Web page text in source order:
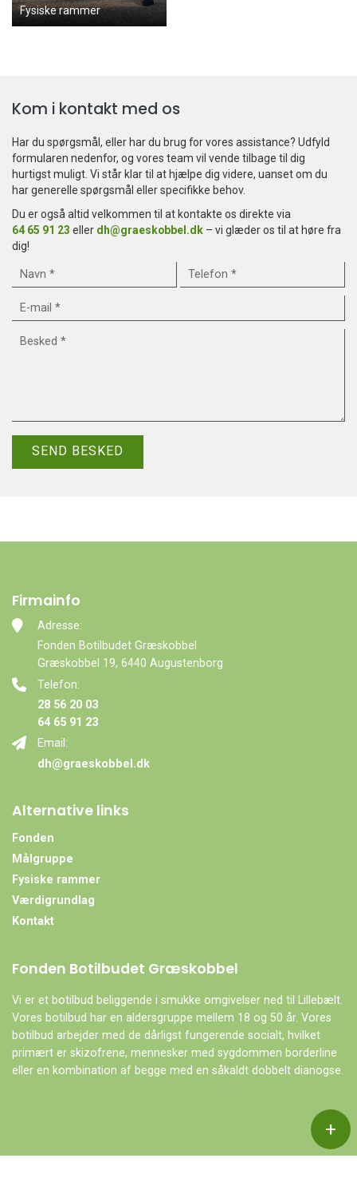
Fysiske rammer
Kom i kontakt med os
Har du spørgsmål, eller har du brug for vores assistance? Udfyld
formularen nedenfor, og vores team vil vende tilbage til dig
hurtigst muligt. Vi står klar til at hjælpe dig videre, uanset om du
har generelle spørgsmål eller specifikke behov.
Du er også altid velkommen til at kontakte os direkte via
64 65 91 23 eller dh@graeskobbel.dk – vi glæder os til at høre fra
dig!
Firmainfo
Adresse:
Fonden Botilbudet Græskobbel
Græskobbel 19, 6440 Augustenborg
Telefon:
28 56 20 03
64 65 91 23
Email:
dh@graeskobbel.dk
Alternative links
Fonden
Målgruppe
Fysiske rammer
Værdigrundlag
Kontakt
Fonden Botilbudet Græskobbel
Vi er et botilbud beliggende i smukke omgivelser ned til Lillebælt.
Vores botilbud har en aldersgruppe mellem 18 og 50 år. Vores
botilbud arbejder med de dårligst fungerende socialt, hvilket
primært er skizofrene, mennesker med sygdommen borderline
eller en kombination af begge med en såkaldt dobbelt dianogse.
+